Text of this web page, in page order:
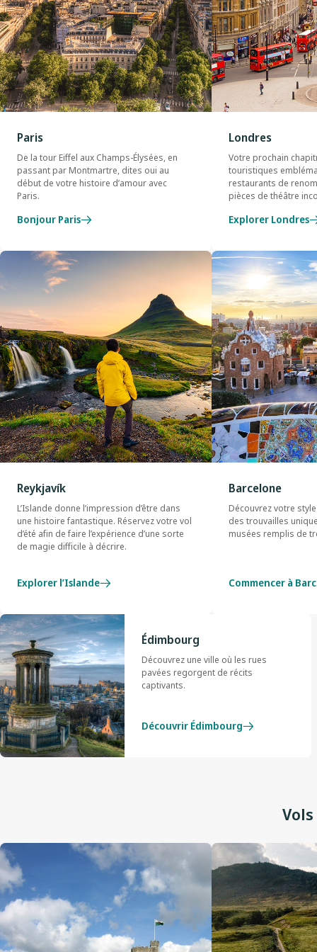
Paris
De la tour Eiffel aux Champs-Élysées, en
passant par Montmartre, dites oui au
début de votre histoire d’amour avec
Paris.
Bonjour Paris
Londres
Votre prochain
touristiques
restaurants de
pièces de théâtre
Explorer Londres
Reykjavík
L’Islande donne l’impression d’être dans
une histoire fantastique. Réservez votre vol
d’été afin de faire l’expérience d’une sorte
de magie difficile à décrire.
Explorer l’Islande
Barcelone
Découvrez votre
des trouvailles
musées remplis de
Commencer à
Édimbourg
Découvrez une ville où les rues
pavées regorgent de récits
captivants.
Découvrir Édimbourg